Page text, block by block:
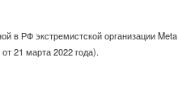
в РФ экстремистской организации Meta
21 марта 2022 года).